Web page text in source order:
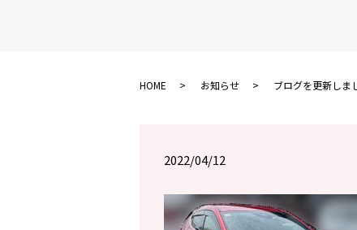
HOME お知らせ ブログを更新しま
2022/04/12